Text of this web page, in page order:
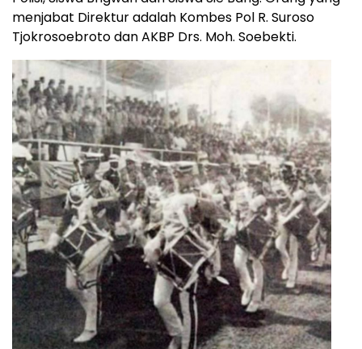
menjabat Direktur adalah Kombes Pol R. Suroso
Tjokrosoebroto dan AKBP Drs. Moh. Soebekti.